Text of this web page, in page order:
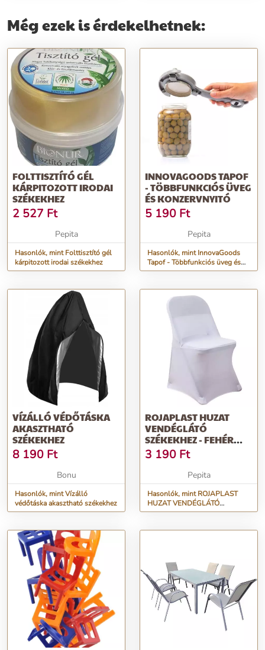
Még ezek is érdekelhetnek:
FOLTTISZTÍTÓ GÉL
KÁRPITOZOTT IRODAI
SZÉKEKHEZ
2 527 Ft
Pepita
Hasonlók, mint Folttisztító gél
kárpitozott irodai székekhez
INNOVAGOODS TAPOF
- TÖBBFUNKCIÓS ÜVEG
ÉS KONZERVNYITÓ
5 190 Ft
Pepita
Hasonlók, mint InnovaGoods
Tapof - Többfunkciós üveg és
konzervnyitó
VÍZÁLLÓ VÉDŐTÁSKA
AKASZTHATÓ
SZÉKEKHEZ
8 190 Ft
Bonu
Hasonlók, mint Vízálló
védőtáska akasztható székekhez
ROJAPLAST HUZAT
VENDÉGLÁTÓ
SZÉKEKHEZ - FEHÉR
(MÉRET: 53 X 46)
3 190 Ft
Pepita
Hasonlók, mint ROJAPLAST
HUZAT VENDÉGLÁTÓ
SZÉKEKHEZ - FEHÉR (Méret: 53